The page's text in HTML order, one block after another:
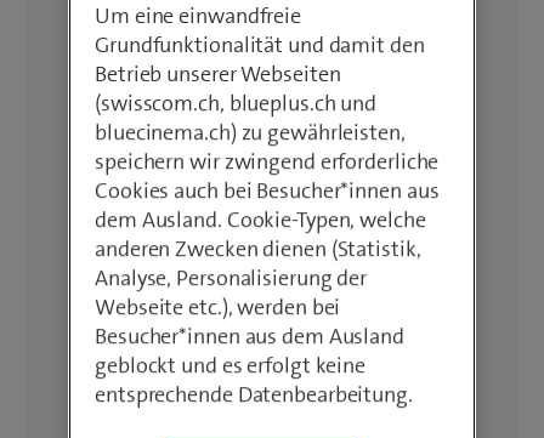
Um eine einwandfreie
Grundfunktionalität und damit den
Betrieb unserer Webseiten
(swisscom.ch, blueplus.ch und
bluecinema.ch) zu gewährleisten,
speichern wir zwingend erforderliche
Cookies auch bei Besucher*innen aus
dem Ausland. Cookie-Typen, welche
anderen Zwecken dienen (Statistik,
Analyse, Personalisierung der
Webseite etc.), werden bei
Besucher*innen aus dem Ausland
geblockt und es erfolgt keine
entsprechende Datenbearbeitung.